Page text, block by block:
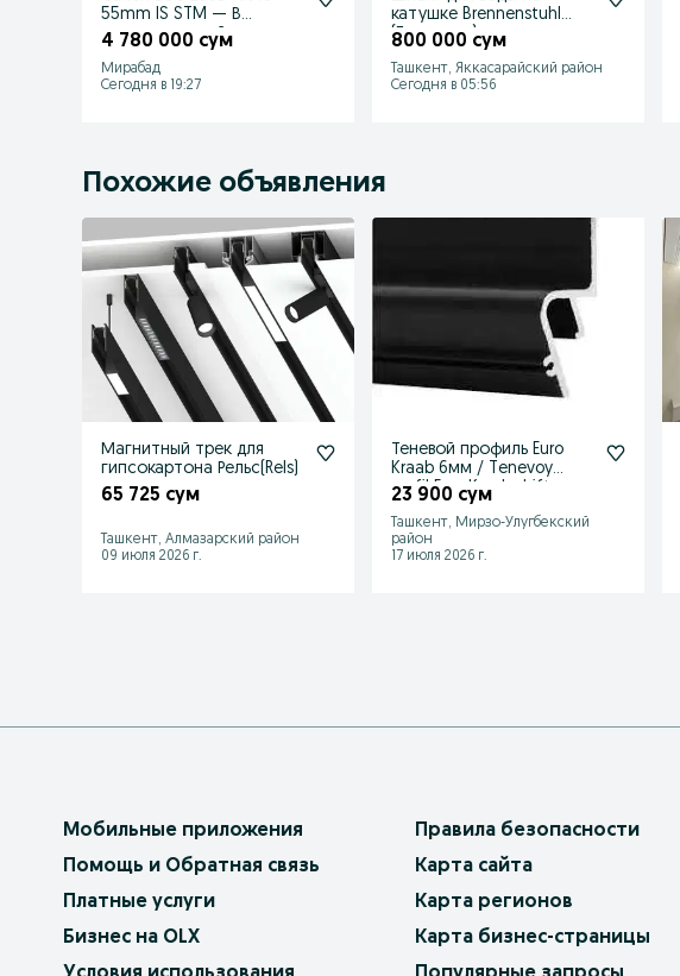
55mm IS STM — В
идеале, полный
4 780 000 сум
Мирабад
Сегодня в 19:27
катушке Brennenstuhl
(Германия)
800 000 сум
Ташкент, Яккасарайский район
Сегодня в 05:56
Похожие объявления
Магнитный трек для
гипсокартона Рельс(Rels)
65 725 сум
Ташкент, Алмазарский район
09 июля 2026 г.
Теневой профиль Euro
Kraab 6мм / Tenevoy
profil Evro Kraab shift
23 900 сум
Ташкент, Мирзо-Улугбекский
район
17 июля 2026 г.
Мобильные приложения
Помощь и Обратная связь
Платные услуги
Бизнес на OLX
Правила безопасности
Карта сайта
Карта регионов
Карта бизнес-страницы